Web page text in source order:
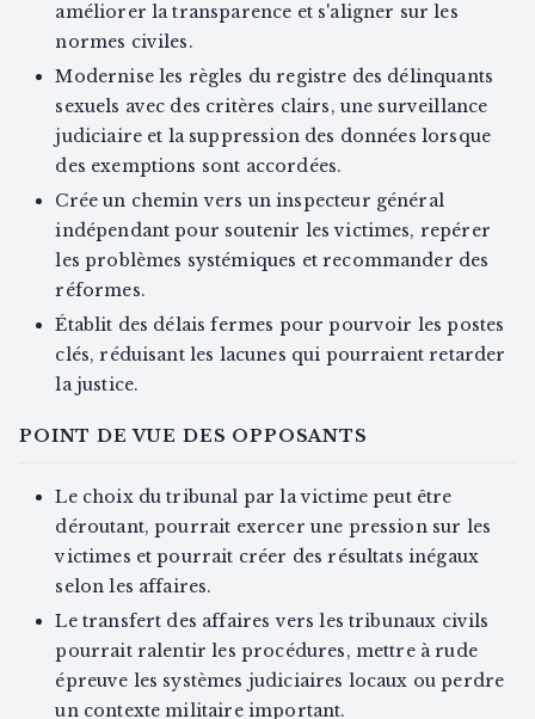
améliorer la transparence et s'aligner sur les
normes civiles.
Modernise les règles du registre des délinquants
sexuels avec des critères clairs, une surveillance
judiciaire et la suppression des données lorsque
des exemptions sont accordées.
Crée un chemin vers un inspecteur général
indépendant pour soutenir les victimes, repérer
les problèmes systémiques et recommander des
réformes.
Établit des délais fermes pour pourvoir les postes
clés, réduisant les lacunes qui pourraient retarder
la justice.
POINT DE VUE DES OPPOSANTS
Le choix du tribunal par la victime peut être
déroutant, pourrait exercer une pression sur les
victimes et pourrait créer des résultats inégaux
selon les affaires.
Le transfert des affaires vers les tribunaux civils
pourrait ralentir les procédures, mettre à rude
épreuve les systèmes judiciaires locaux ou perdre
un contexte militaire important.